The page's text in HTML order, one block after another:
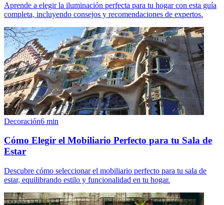
Aprende a elegir la iluminación perfecta para tu hogar con esta guía
completa, incluyendo consejos y recomendaciones de expertos.
Decoración6 min
Cómo Elegir el Mobiliario Perfecto para tu Sala de
Estar
Descubre cómo seleccionar el mobiliario perfecto para tu sala de
estar, equilibrando estilo y funcionalidad en tu hogar.